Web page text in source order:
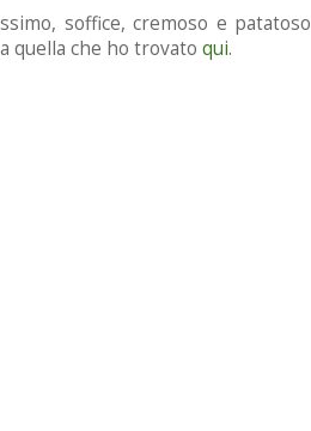
soffice, cremoso e patatoso
quella che ho trovato qui.